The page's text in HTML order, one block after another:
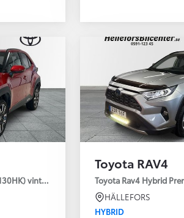
vinterhjul
Toyota RAV4
Toyota Rav4 Hybrid
HÄLLEFORS
HYBRID